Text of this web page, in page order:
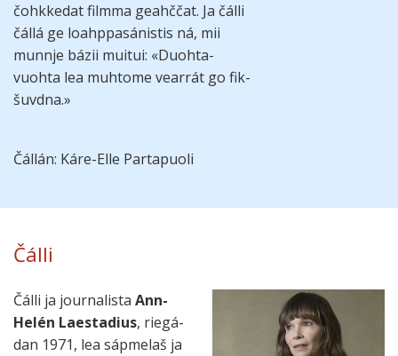
čohkke­dat filmma geahč­čat. Ja čálli
čállá ge loahppa­sánis­tis ná, mii
munnje bázii mui­tui: «Duohta­
vuohta lea muh­tome vear­rát go fik­
šuv­dna.»
Čállán: Káre-Elle Partapuoli
Čálli
Čálli ja journa­lista Ann-
Helén Laestadius, riegá­
dan 1971, lea sápme­laš ja